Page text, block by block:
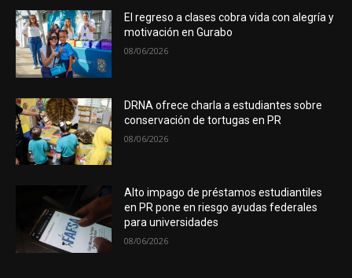
El regreso a clases cobra vida con alegría y
motivación en Gurabo
08/06/2026
DRNA ofrece charla a estudiantes sobre
conservación de tortugas en PR
08/06/2026
Alto impago de préstamos estudiantiles
en PR pone en riesgo ayudas federales
para universidades
08/06/2026